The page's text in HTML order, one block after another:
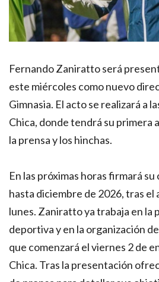
Fernando Zaniratto será
este miércoles como nuevo
Gimnasia. El acto se realizará a
Chica, donde tendrá su primera
la prensa y los hinchas.
En las próximas horas firmará
hasta diciembre de 2026, tras el
lunes. Zaniratto ya trabaja en la
deportiva y en la organización
que comenzará el viernes 2 de
Chica. Tras la presentación